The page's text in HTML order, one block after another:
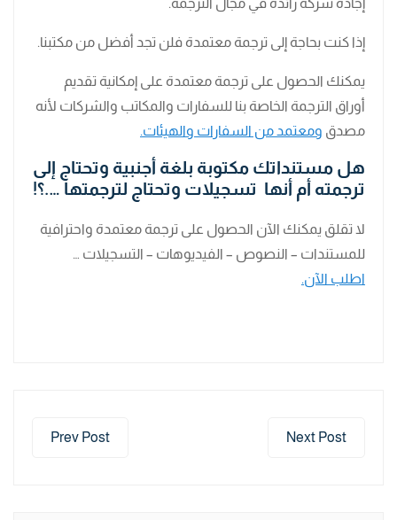
إجادة شركة رائدة في مجال الترجمة.
إذا كنت بحاجة إلى ترجمة معتمدة فلن تجد أفضل من مكتبنا.
يمكنك الحصول على ترجمة معتمدة على إمكانية تقديم
أوراق الترجمة الخاصة بنا للسفارات والمكاتب والشركات لأنه
مصدق ومعتمد من السفارات والهيئات.
هل مستنداتك مكتوبة بلغة أجنبية وتحتاج إلى
ترجمته أم أنها تسجيلات وتحتاج لترجمتها ….؟!
لا تقلق يمكنك الآن الحصول على ترجمة معتمدة واحترافية
للمستندات – النصوص – الفيديوهات – التسجيلات …
اطلب الآن.
Prev Post Next Post